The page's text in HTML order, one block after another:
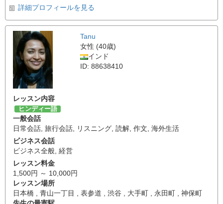
詳細プロフィールを見る
Tanu
女性 (40歳)
インド
ID: 88638410
レッスン内容
ヒンディー語
一般会話
日常会話 旅行会話 リスニング 読解 作文 海外生活
ビジネス会話
ビジネス全般 経営
レッスン料金
1,500円 ～ 10,000円
レッスン場所
日本橋 , 青山一丁目 , 表参道 , 渋谷 , 大手町 , 永田町 , 神保町